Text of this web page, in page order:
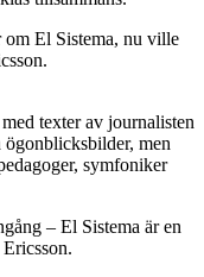
om El Sistema, nu ville
texter av journalisten
men
symfoniker
– El Sistema är en
Ericsson.